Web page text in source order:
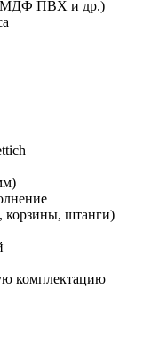
МДФ ПВХ и др.)
корзины, штанги)
комплектацию